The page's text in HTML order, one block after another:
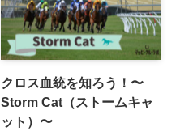
クロス血統を知ろう！〜
Storm Cat（ストームキャ
ット）〜